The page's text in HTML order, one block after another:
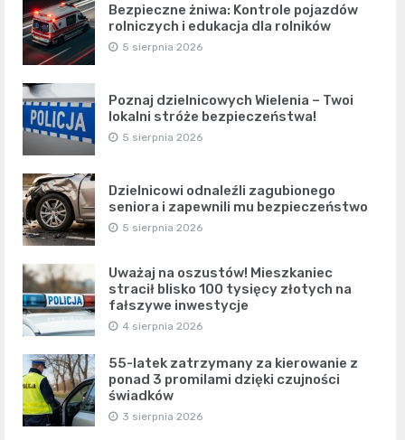
Bezpieczne żniwa: Kontrole pojazdów
rolniczych i edukacja dla rolników
5 sierpnia 2026
Poznaj dzielnicowych Wielenia – Twoi
lokalni stróże bezpieczeństwa!
5 sierpnia 2026
Dzielnicowi odnaleźli zagubionego
seniora i zapewnili mu bezpieczeństwo
5 sierpnia 2026
Uważaj na oszustów! Mieszkaniec
stracił blisko 100 tysięcy złotych na
fałszywe inwestycje
4 sierpnia 2026
55-latek zatrzymany za kierowanie z
ponad 3 promilami dzięki czujności
świadków
3 sierpnia 2026